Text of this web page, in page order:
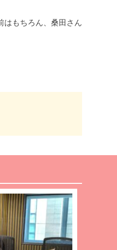
はもちろん、桑田さん